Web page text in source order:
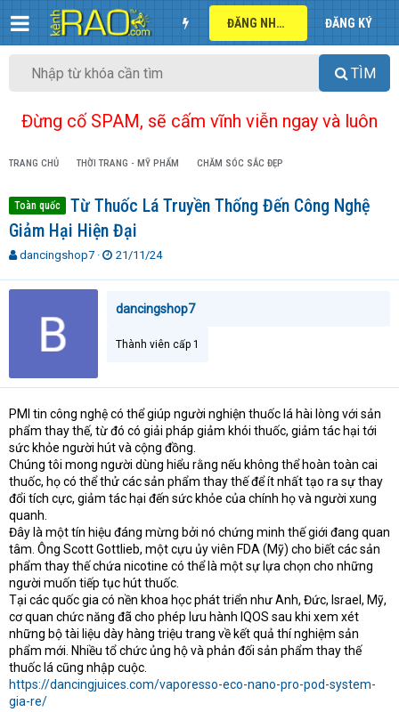
ĐĂNG NHẬP ĐĂNG KÝ
TÌM
Đừng cố SPAM, sẽ cấm vĩnh viễn ngay và luôn
TRANG CHỦ THỜI TRANG - MỸ PHẨM CHĂM SÓC SẮC ĐẸP
Toàn quốc
Từ Thuốc Lá Truyền Thống Đến Công Nghệ
Giảm Hại Hiện Đại
T
r
a
t
e
r
dancingshop7
N
y
21/11/24
dancingshop7
Thành viên cấp 1
PMI tin công nghệ có thể giúp người nghiện thuốc lá hài lòng với sản
phẩm thay thế, từ đó có giải pháp giảm khói thuốc, giảm tác hại tới
sức khỏe người hút và cộng đồng.
Chúng tôi mong người dùng hiểu rằng nếu không thể hoàn toàn cai
thuốc, họ có thể thử các sản phẩm thay thế để ít nhất tạo ra sự thay
đổi tích cực, giảm tác hại đến sức khỏe của chính họ và người xung
quanh.
Đây là một tín hiệu đáng mừng bởi nó chứng minh thế giới đang quan
tâm. Ông Scott Gottlieb, một cựu ủy viên FDA (Mỹ) cho biết các sản
phẩm thay thế chứa nicotine có thể là một sự lựa chọn cho những
người muốn tiếp tục hút thuốc.
Tại các quốc gia có nền khoa học phát triển như Anh, Đức, Israel, Mỹ,
cơ quan chức năng đã cho phép lưu hành IQOS sau khi xem xét
những bộ tài liệu dày hàng triệu trang về kết quả thí nghiệm sản
phẩm mới. Nhiều tổ chức ủng hộ và phản đối sản phẩm thay thế
thuốc lá cũng nhập cuộc.
https://dancingjuices.com/vaporesso-eco-nano-pro-pod-system-
gia-re/